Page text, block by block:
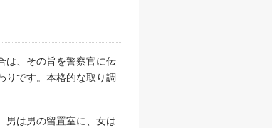
は、その旨を警察官に伝
りです。本格的な取り調
男は男の留置室に、女は